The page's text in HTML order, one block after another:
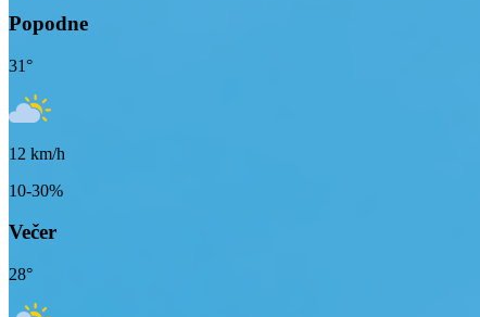
Popodne
31°
12 km/h
10-30%
Večer
28°